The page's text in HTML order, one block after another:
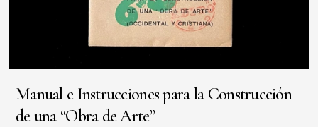
Manual e Instrucciones para la Construcción
de una “Obra de Arte”